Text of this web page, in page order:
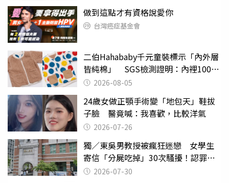
做到這點才有資格說愛你
台灣癌症基金會
二伯Hahababy千元童裝標示「內外層
皆純棉」 SGS檢測證明：內裡100%
聚酯纖維
2026-08-05
24歲女做正顎手術變「地包天」鞋拔
子臉 醫竟喊：我喜歡，比較洋氣
2026-07-26
獨／東吳男教授被瘋狂迷戀 女學生
寄信「分屍吃掉」30次騷擾！認罪免
關 2026-07-30